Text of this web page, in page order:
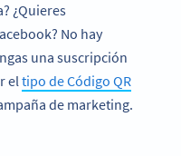
¿Quieres
No hay
una suscripción
el tipo de Código QR
de marketing.